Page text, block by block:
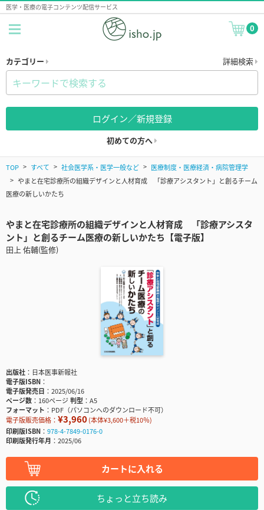
医学・医療の電子コンテンツ配信サービス
0
カテゴリー 詳細検索
ログイン／新規登録
初めての方へ
TOP すべて 社会医学系・医学一般など
医療制度・医療経済・病院管理学
やまと在宅診療所の組織デザインと人材育成 「診療アシスタント」と創るチーム
医療の新しいかたち
やまと在宅診療所の組織デザインと人材育成 「診療アシスタ
ント」と創るチーム医療の新しいかたち【電子版】
田上 佑輔(監修)
出版社
日本医事新報社
電子版ISBN
電子版発売日
2025/06/16
ページ数
160ページ判型
A5
フォーマット
PDF（パソコンへのダウンロード不可）
電子版販売価格： ¥3,960(本体¥3,600＋税10％)
印刷版ISBN
978-4-7849-0176-0
印刷版発行年月
2025/06
カートに入れる
ちょっと立ち読み